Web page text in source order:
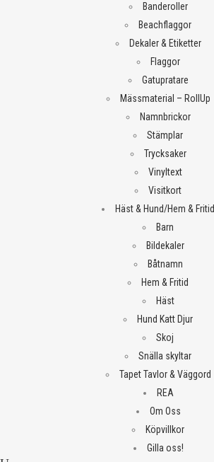
Banderoller
Beachflaggor
Dekaler & Etiketter
Flaggor
Gatupratare
Mässmaterial – RollUp
Namnbrickor
Stämplar
Trycksaker
Vinyltext
Visitkort
Häst & Hund/Hem & Fritid
Barn
Bildekaler
Båtnamn
Hem & Fritid
Häst
Hund Katt Djur
Skoj
Snälla skyltar
Tapet Tavlor & Väggord
REA
Om Oss
Köpvillkor
Gilla oss!